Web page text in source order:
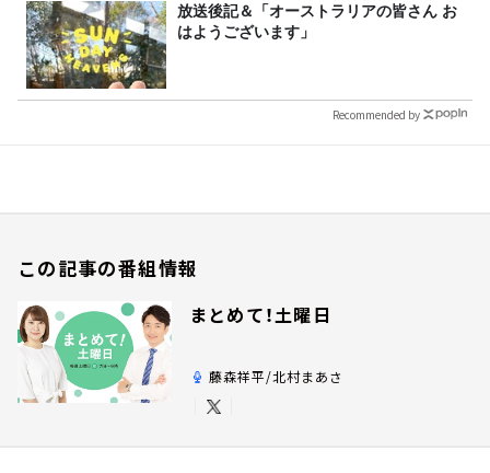
放送後記＆「オーストラリアの皆さん お
はようございます」
Recommended by
この記事の番組情報
まとめて！土曜日
藤森祥平/北村まあさ